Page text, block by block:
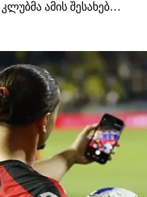
ამის შესახებ
არსენალთან
მხარეებს შორის კი